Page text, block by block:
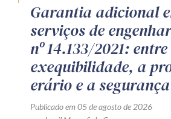
Garantia adicional
serviços de
nº 14.133/2021:
exequibilidade, a
erário e a
Publicado em 05 de agosto de 2026